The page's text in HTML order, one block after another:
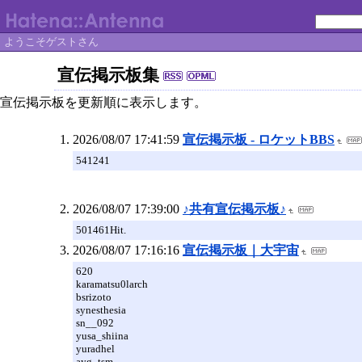
ようこそゲストさん
宣伝掲示板集
宣伝掲示板を更新順に表示します。
2026/08/07 17:41:59 宣伝掲示板 - ロケットBBS
541241
2026/08/07 17:39:00 ♪共有宣伝掲示板♪
501461Hit.
2026/08/07 17:16:16 宣伝掲示板｜大宇宙
620
karamatsu0larch
bsrizoto
synesthesia
sn__092
yusa_shiina
yuradhel